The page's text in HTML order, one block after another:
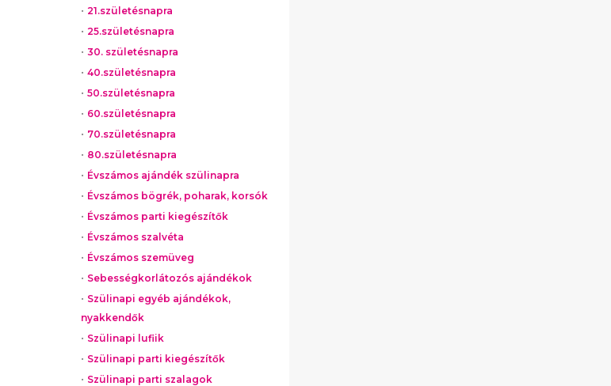
21.születésnapra
25.születésnapra
30. születésnapra
40.születésnapra
50.születésnapra
60.születésnapra
70.születésnapra
80.születésnapra
Évszámos ajándék szülinapra
Évszámos bögrék, poharak, korsók
Évszámos parti kiegészítők
Évszámos szalvéta
Évszámos szemüveg
Sebességkorlátozós ajándékok
Szülinapi egyéb ajándékok,
nyakkendők
Szülinapi lufiik
Szülinapi parti kiegészítők
Szülinapi parti szalagok